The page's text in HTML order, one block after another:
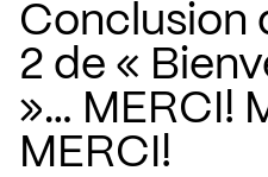
Conclusion
2 de «
»… MERCI!
MERCI!